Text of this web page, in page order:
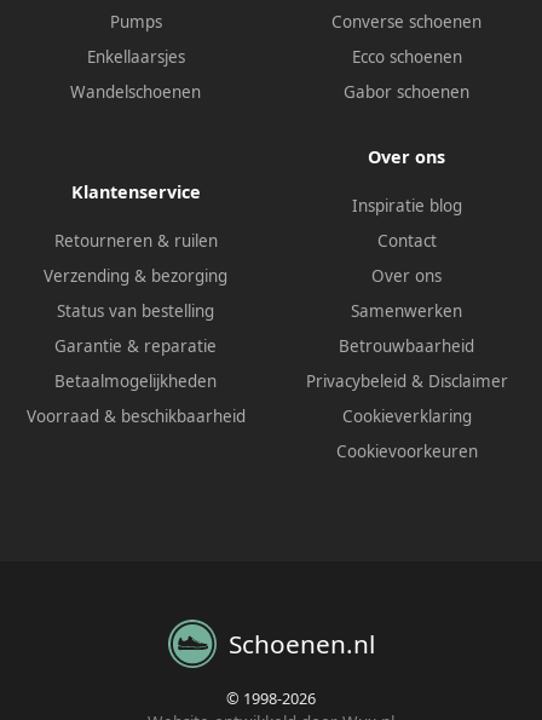
Pumps
Enkellaarsjes
Wandelschoenen
Converse schoenen
Ecco schoenen
Gabor schoenen
Klantenservice
Retourneren & ruilen
Verzending & bezorging
Status van bestelling
Garantie & reparatie
Betaalmogelijkheden
Voorraad & beschikbaarheid
Over ons
Inspiratie blog
Contact
Over ons
Samenwerken
Betrouwbaarheid
Privacybeleid & Disclaimer
Cookieverklaring
Cookievoorkeuren
Schoenen.nl
© 1998-2026